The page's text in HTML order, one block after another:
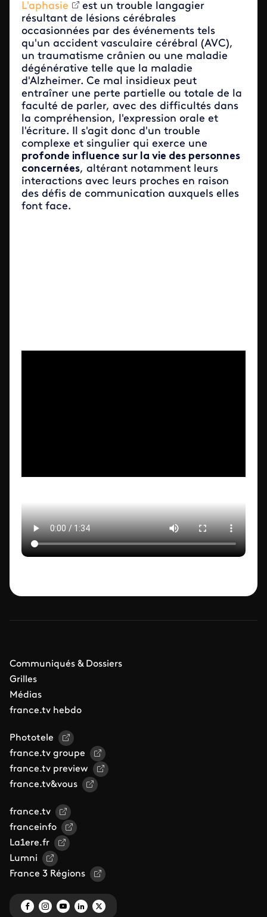
L'aphasie
est un trouble langagier
résultant de lésions cérébrales
occasionnées par des événements tels
qu'un accident vasculaire cérébral (AVC),
un traumatisme crânien ou une maladie
dégénérative telle que la maladie
d'Alzheimer. Ce mal insidieux peut
entraîner une perte partielle ou totale de la
faculté de parler, avec des difficultés dans
la compréhension, l'expression orale et
l'écriture. Il s'agit donc d'un trouble
complexe et singulier qui exerce une
profonde influence sur la vie des personnes
concernées, altérant notamment leurs
interactions avec leurs proches en raison
des défis de communication auxquels elles
font face.
Communiqués & Dossiers
Grilles
Médias
france.tv hebdo
Phototele
france.tv groupe
france.tv preview
france.tv&vous
france.tv
franceinfo
La1ere.fr
Lumni
France 3 Régions